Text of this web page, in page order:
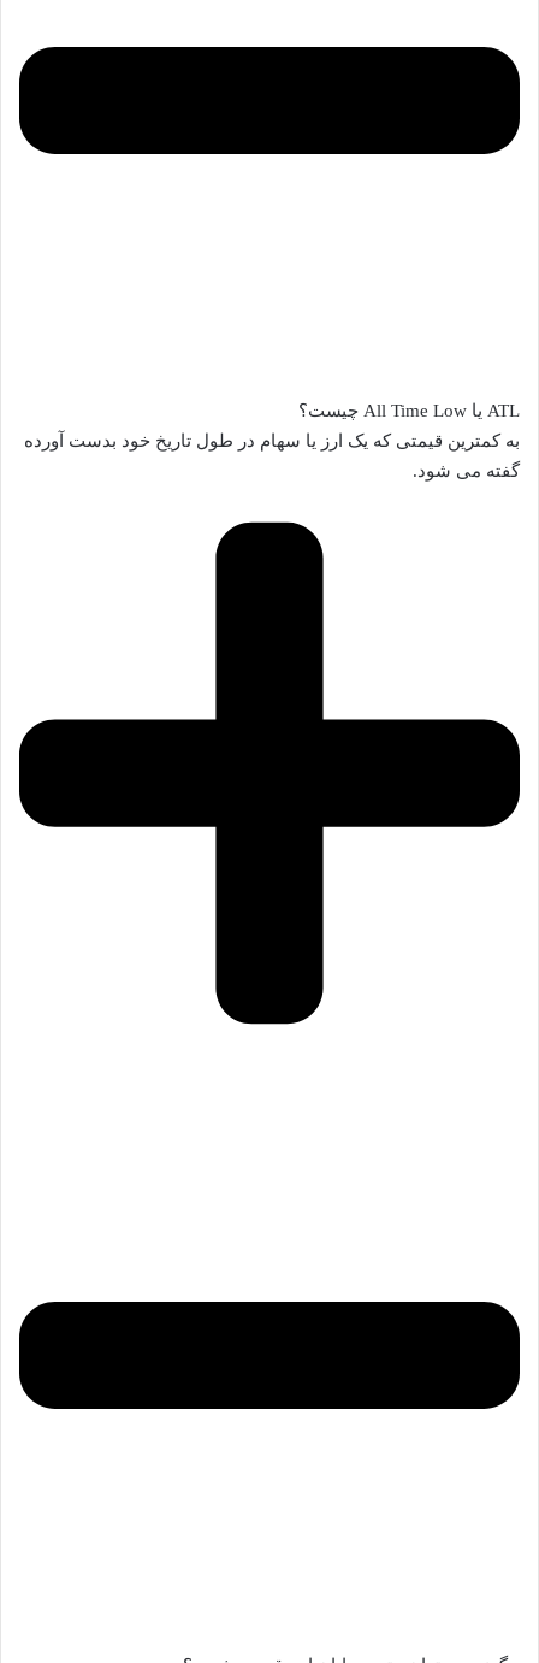
ATL یا All Time Low چیست؟
به کمترین قیمتی که یک ارز یا سهام در طول تاریخ خود بدست آورده
گفته می شود.